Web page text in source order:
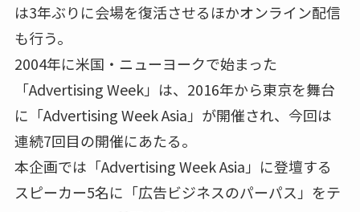
は3年ぶりに会場を復活させるほかオンライン配信
も行う。
2004年に米国・ニューヨークで始まった
「Advertising Week」は、2016年から東京を舞台
に「Advertising Week Asia」が開催され、今回は
連続7回目の開催にあたる。
本企画では「Advertising Week Asia」に登壇する
スピーカー5名に「広告ビジネスのパーパス」をテ